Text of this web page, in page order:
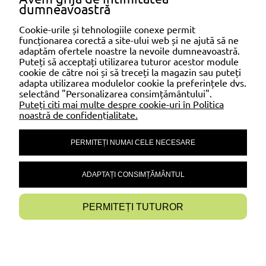
alegeți un kit de montaj, dacă este necesar.
SHOPPING
AJUTOR
CONTUL MEU
INFORMAȚII
dumneavoastră
Cookie-urile și tehnologiile conexe permit
funcționarea corectă a site-ului web și ne ajută să ne
adaptăm ofertele noastre la nevoile dumneavoastră.
Puteți să acceptați utilizarea tuturor acestor module
cookie de către noi și să treceți la magazin sau puteți
adapta utilizarea modulelor cookie la preferințele dvs.
selectând "Personalizarea consimțământului".
Puteți citi mai multe despre cookie-uri în Politica
noastră de confidențialitate.
PERMITEȚI NUMAI CELE NECESARE
ADAPTAȚI CONSIMȚĂMÂNTUL
PERMITEȚI TUTUROR